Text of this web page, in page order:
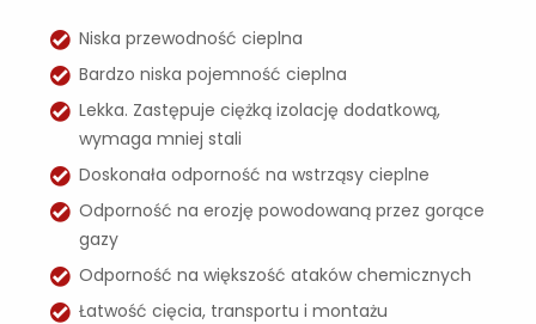
Niska przewodność cieplna
Bardzo niska pojemność cieplna
Lekka. Zastępuje ciężką izolację dodatkową,
wymaga mniej stali
Doskonała odporność na wstrząsy cieplne
Odporność na erozję powodowaną przez gorące
gazy
Odporność na większość ataków chemicznych
Łatwość cięcia, transportu i montażu